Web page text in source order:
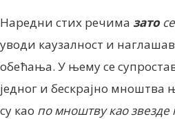
Наредни стих речима зато
уводи каузалност и
обећања. У њему се
једног и бескрајно мноштва
су као по мноштву као звезде